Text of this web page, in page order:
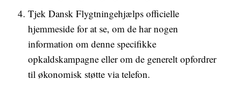
Tjek Dansk Flygtningehjælps officielle
hjemmeside for at se, om de har nogen
information om denne specifikke
opkaldskampagne eller om de generelt opfordrer
til økonomisk støtte via telefon.